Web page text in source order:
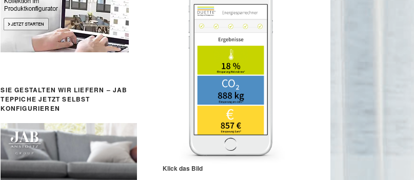
SIE GESTALTEN WIR LIEFERN – JAB
TEPPICHE JETZT SELBST
KONFIGURIEREN
Klick das Bild